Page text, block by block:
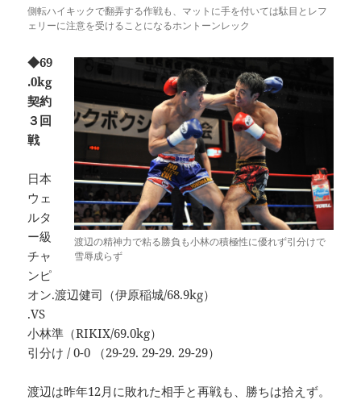
側転ハイキックで翻弄する作戦も、マットに手を付いては駄目とレフ
ェリーに注意を受けることになるホントーンレック
渡辺の精神力で粘る勝負も小林の積極性に優れず引分けで
雪辱成らず
◆69
.0kg
契約
３回
戦
日本
ウェ
ルタ
ー級
チャ
ンピ
オン.渡辺健司（伊原稲城/68.9kg）
.VS
小林準（RIKIX/69.0kg）
引分け / 0-0 （29-29. 29-29. 29-29）
渡辺は昨年12月に敗れた相手と再戦も、勝ちは拾えず。